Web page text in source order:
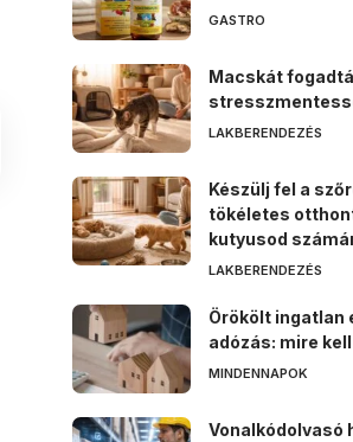
GASTRO
Macskát
LAKBERENDEZÉS
Készülj fel a
tökéletes
kutyusod
LAKBERENDEZÉS
Örökölt ingatlan
adózás: mire
MINDENNAPOK
Vonalkódolvasó